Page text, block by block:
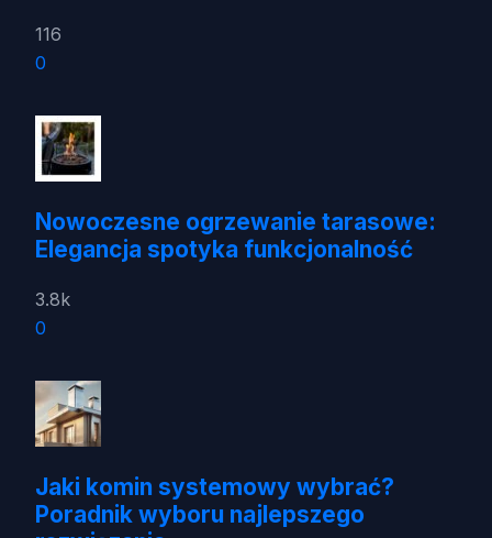
116
0
Nowoczesne ogrzewanie tarasowe:
Elegancja spotyka funkcjonalność
3.8k
0
Jaki komin systemowy wybrać?
Poradnik wyboru najlepszego